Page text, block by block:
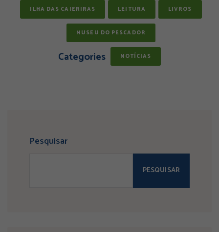
ILHA DAS CAIERIRAS LEITURA LIVROS
MUSEU DO PESCADOR
Categories NOTÍCIAS
Pesquisar
PESQUISAR